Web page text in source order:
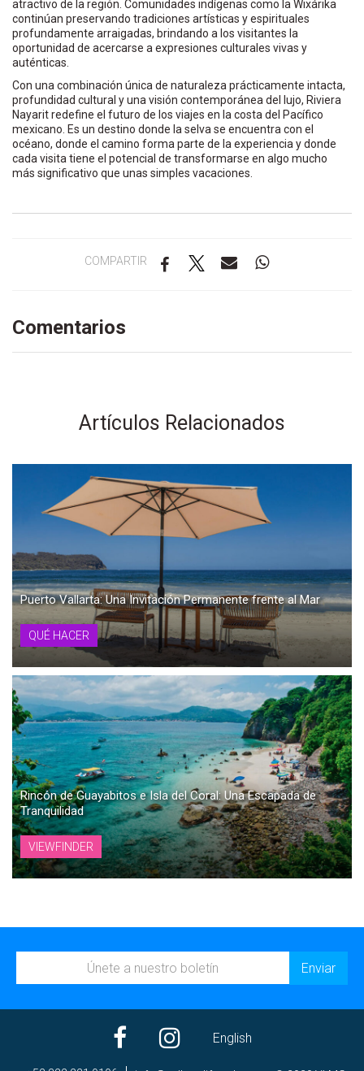
atractivo de la región. Comunidades indígenas como la Wixárika
continúan preservando tradiciones artísticas y espirituales
profundamente arraigadas, brindando a los visitantes la
oportunidad de acercarse a expresiones culturales vivas y
auténticas.
Con una combinación única de naturaleza prácticamente intacta,
profundidad cultural y una visión contemporánea del lujo, Riviera
Nayarit redefine el futuro de los viajes en la costa del Pacífico
mexicano. Es un destino donde la selva se encuentra con el
océano, donde el camino forma parte de la experiencia y donde
cada visita tiene el potencial de transformarse en algo mucho
más significativo que unas simples vacaciones.
COMPARTIR
Comentarios
Artículos Relacionados
Puerto Vallarta: Una Invitación Permanente frente al Mar
QUÉ HACER
Rincón de Guayabitos e Isla del Coral: Una Escapada de
Tranquilidad
VIEWFINDER
English